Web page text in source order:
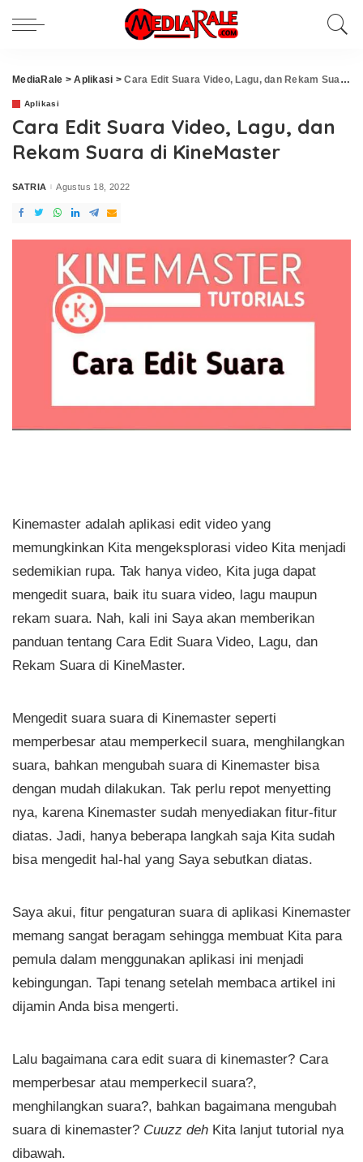
MediaRale >Aplikasi >Cara Edit Suara Video, Lagu, dan Rekam Suara di KineMaster
Aplikasi
Cara Edit Suara Video, Lagu, dan
Rekam Suara di KineMaster
Posted
SATRIA Agustus 18, 2022
Kinemaster adalah aplikasi edit video yang
memungkinkan Kita mengeksplorasi video Kita menjadi
sedemikian rupa. Tak hanya video, Kita juga dapat
mengedit suara, baik itu suara video, lagu maupun
rekam suara. Nah, kali ini Saya akan memberikan
panduan tentang Cara Edit Suara Video, Lagu, dan
Rekam Suara di KineMaster.
Mengedit suara suara di Kinemaster seperti
memperbesar atau memperkecil suara, menghilangkan
suara, bahkan mengubah suara di Kinemaster bisa
dengan mudah dilakukan. Tak perlu repot menyetting
nya, karena Kinemaster sudah menyediakan fitur-fitur
diatas. Jadi, hanya beberapa langkah saja Kita sudah
bisa mengedit hal-hal yang Saya sebutkan diatas.
Saya akui, fitur pengaturan suara di aplikasi Kinemaster
memang sangat beragam sehingga membuat Kita para
pemula dalam menggunakan aplikasi ini menjadi
kebingungan. Tapi tenang setelah membaca artikel ini
dijamin Anda bisa mengerti.
Lalu bagaimana cara edit suara di kinemaster? Cara
memperbesar atau memperkecil suara?,
menghilangkan suara?, bahkan bagaimana mengubah
suara di kinemaster? Cuuzz deh Kita lanjut tutorial nya
dibawah.